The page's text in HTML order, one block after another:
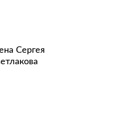
Сергея